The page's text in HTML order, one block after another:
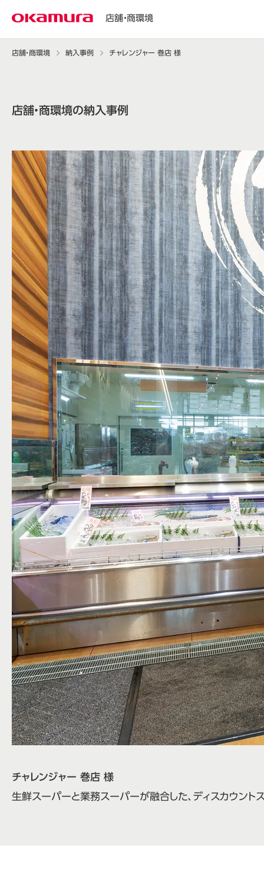
店舗・商環境
店舗・商環境 納入事例 チャレンジャー 巻店 様
店舗・商環境の納入事例
チャレンジャー 巻店 様
生鮮スーパーと業務スーパーが融合した、ディスカウン